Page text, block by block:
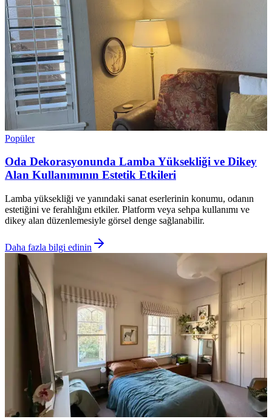
Popüler
Oda Dekorasyonunda Lamba Yüksekliği ve Dikey
Alan Kullanımının Estetik Etkileri
Lamba yüksekliği ve yanındaki sanat eserlerinin konumu, odanın
estetiğini ve ferahlığını etkiler. Platform veya sehpa kullanımı ve
dikey alan düzenlemesiyle görsel denge sağlanabilir.
Daha fazla bilgi edinin